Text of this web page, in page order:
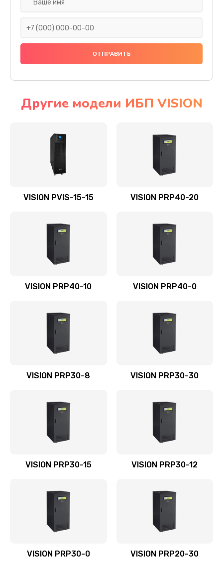
Другие модели ИБП VISION
VISION PVIS-15-15 VISION PRP40-20
VISION PRP40-10 VISION PRP40-0
VISION PRP30-8 VISION PRP30-30
VISION PRP30-15 VISION PRP30-12
VISION PRP30-0 VISION PRP20-30